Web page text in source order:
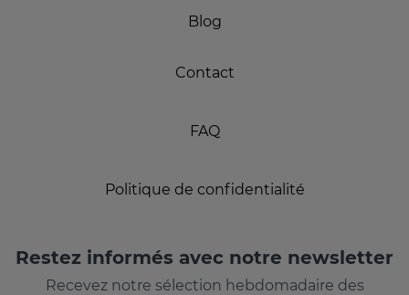
Blog
Contact
FAQ
Politique de confidentialité
Restez informés avec notre newsletter
Recevez notre sélection hebdomadaire des